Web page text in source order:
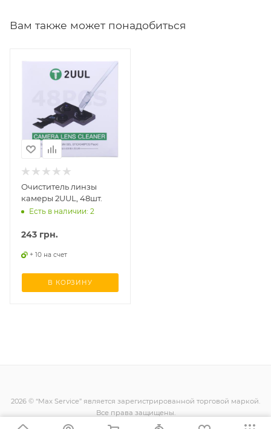
Вам также может понадобиться
Очиститель линзы
камеры 2UUL, 48шт.
Есть в наличии: 2
243 грн.
+ 10 на счет
В КОРЗИНУ
2026 © “Max Service” является зарегистрированной торговой маркой.
Все права защищены.